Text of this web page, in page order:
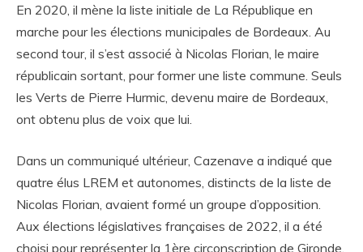
En 2020, il mène la liste initiale de La République en
marche pour les élections municipales de Bordeaux. Au
second tour, il s’est associé à Nicolas Florian, le maire
républicain sortant, pour former une liste commune. Seuls
les Verts de Pierre Hurmic, devenu maire de Bordeaux,
ont obtenu plus de voix que lui.
Dans un communiqué ultérieur, Cazenave a indiqué que
quatre élus LREM et autonomes, distincts de la liste de
Nicolas Florian, avaient formé un groupe d’opposition.
Aux élections législatives françaises de 2022, il a été
choisi pour représenter la 1ère circonscription de Gironde.